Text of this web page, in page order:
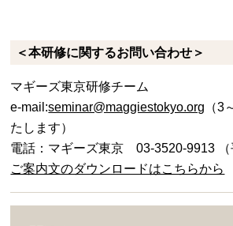
＜本研修に関するお問い合わせ＞
マギーズ東京研修チーム
e-mail:seminar@maggiestokyo.org （3
たします）
電話：マギーズ東京 03-3520-9913 （
ご案内文のダウンロードはこちらから